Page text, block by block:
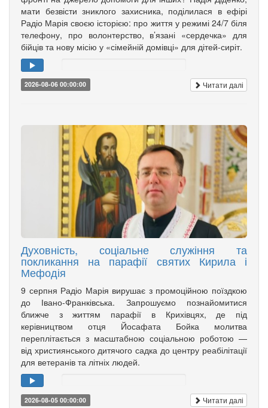
мати безвісти зниклого захисника, поділилася в ефірі
Радіо Марія своєю історією: про життя у режимі 24/7 біля
телефону, про волонтерство, в’язані «сердечка» для
бійців та нову місію у «сімейній домівці» для дітей-сиріт.
2026-08-06 00:00:00 Читати далі
Духовність, соціальне служіння та
покликання на парафії святих Кирила і
Мефодія
9 серпня Радіо Марія вирушає з промоційною поїздкою
до Івано-Франківська. Запрошуємо познайомитися
ближче з життям парафії в Крихівцях, де під
керівництвом отця Йосафата Бойка молитва
переплітається з масштабною соціальною роботою —
від християнського дитячого садка до центру реабілітації
для ветеранів та літніх людей.
2026-08-05 00:00:00 Читати далі